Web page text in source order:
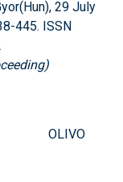
29 July
445. ISSN
OLIVO